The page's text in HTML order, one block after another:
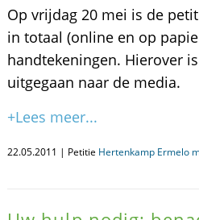
Op vrijdag 20 mei is de
in totaal (online en op
handtekeningen. Hierover
uitgegaan naar de media.
+Lees meer...
22.05.2011 | Petitie Hertenkamp Ermelo